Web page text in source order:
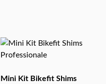
Mini Kit Bikefit Shims